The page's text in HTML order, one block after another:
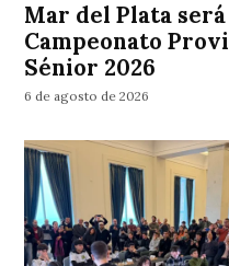
Mar del Plata
Campeonato
Sénior 2026
6 de agosto de 2026